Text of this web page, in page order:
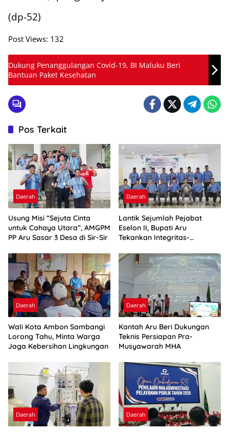
(dp-52)
Post Views: 132
Dukung Penanggulangan Covid-19, BI Maluku Beri
Bantuan Paket Kesehatan
Pos Terkait
Daerah
Usung Misi “Sejuta Cinta
untuk Cahaya Utara”, AMGPM
PP Aru Sasar 3 Desa di Sir-Sir
Daerah
Lantik Sejumlah Pejabat
Eselon II, Bupati Aru
Tekankan Integritas-
Daerah
Wali Kota Ambon Sambangi
Lorong Tahu, Minta Warga
Jaga Kebersihan Lingkungan
Daerah
Kantah Aru Beri Dukungan
Teknis Persiapan Pra-
Musyawarah MHA
Daerah Daerah